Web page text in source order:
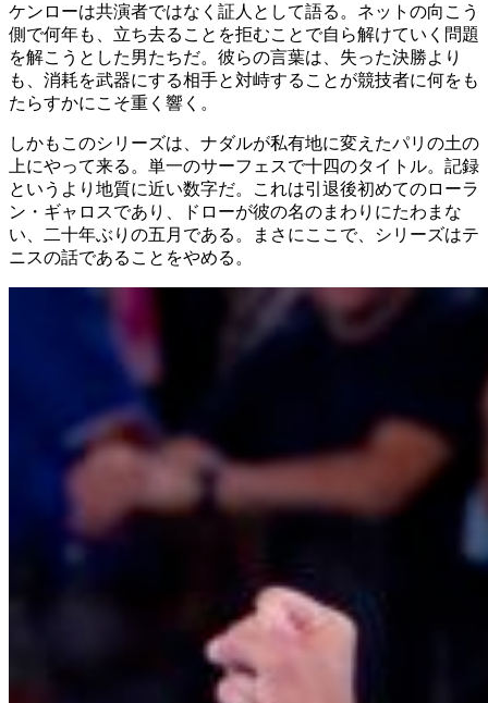
ケンローは共演者ではなく証人として語る。ネットの向こう
側で何年も、立ち去ることを拒むことで自ら解けていく問題
を解こうとした男たちだ。彼らの言葉は、失った決勝より
も、消耗を武器にする相手と対峙することが競技者に何をも
たらすかにこそ重く響く。
しかもこのシリーズは、ナダルが私有地に変えたパリの土の
上にやって来る。単一のサーフェスで十四のタイトル。記録
というより地質に近い数字だ。これは引退後初めてのローラ
ン・ギャロスであり、ドローが彼の名のまわりにたわまな
い、二十年ぶりの五月である。まさにここで、シリーズはテ
ニスの話であることをやめる。